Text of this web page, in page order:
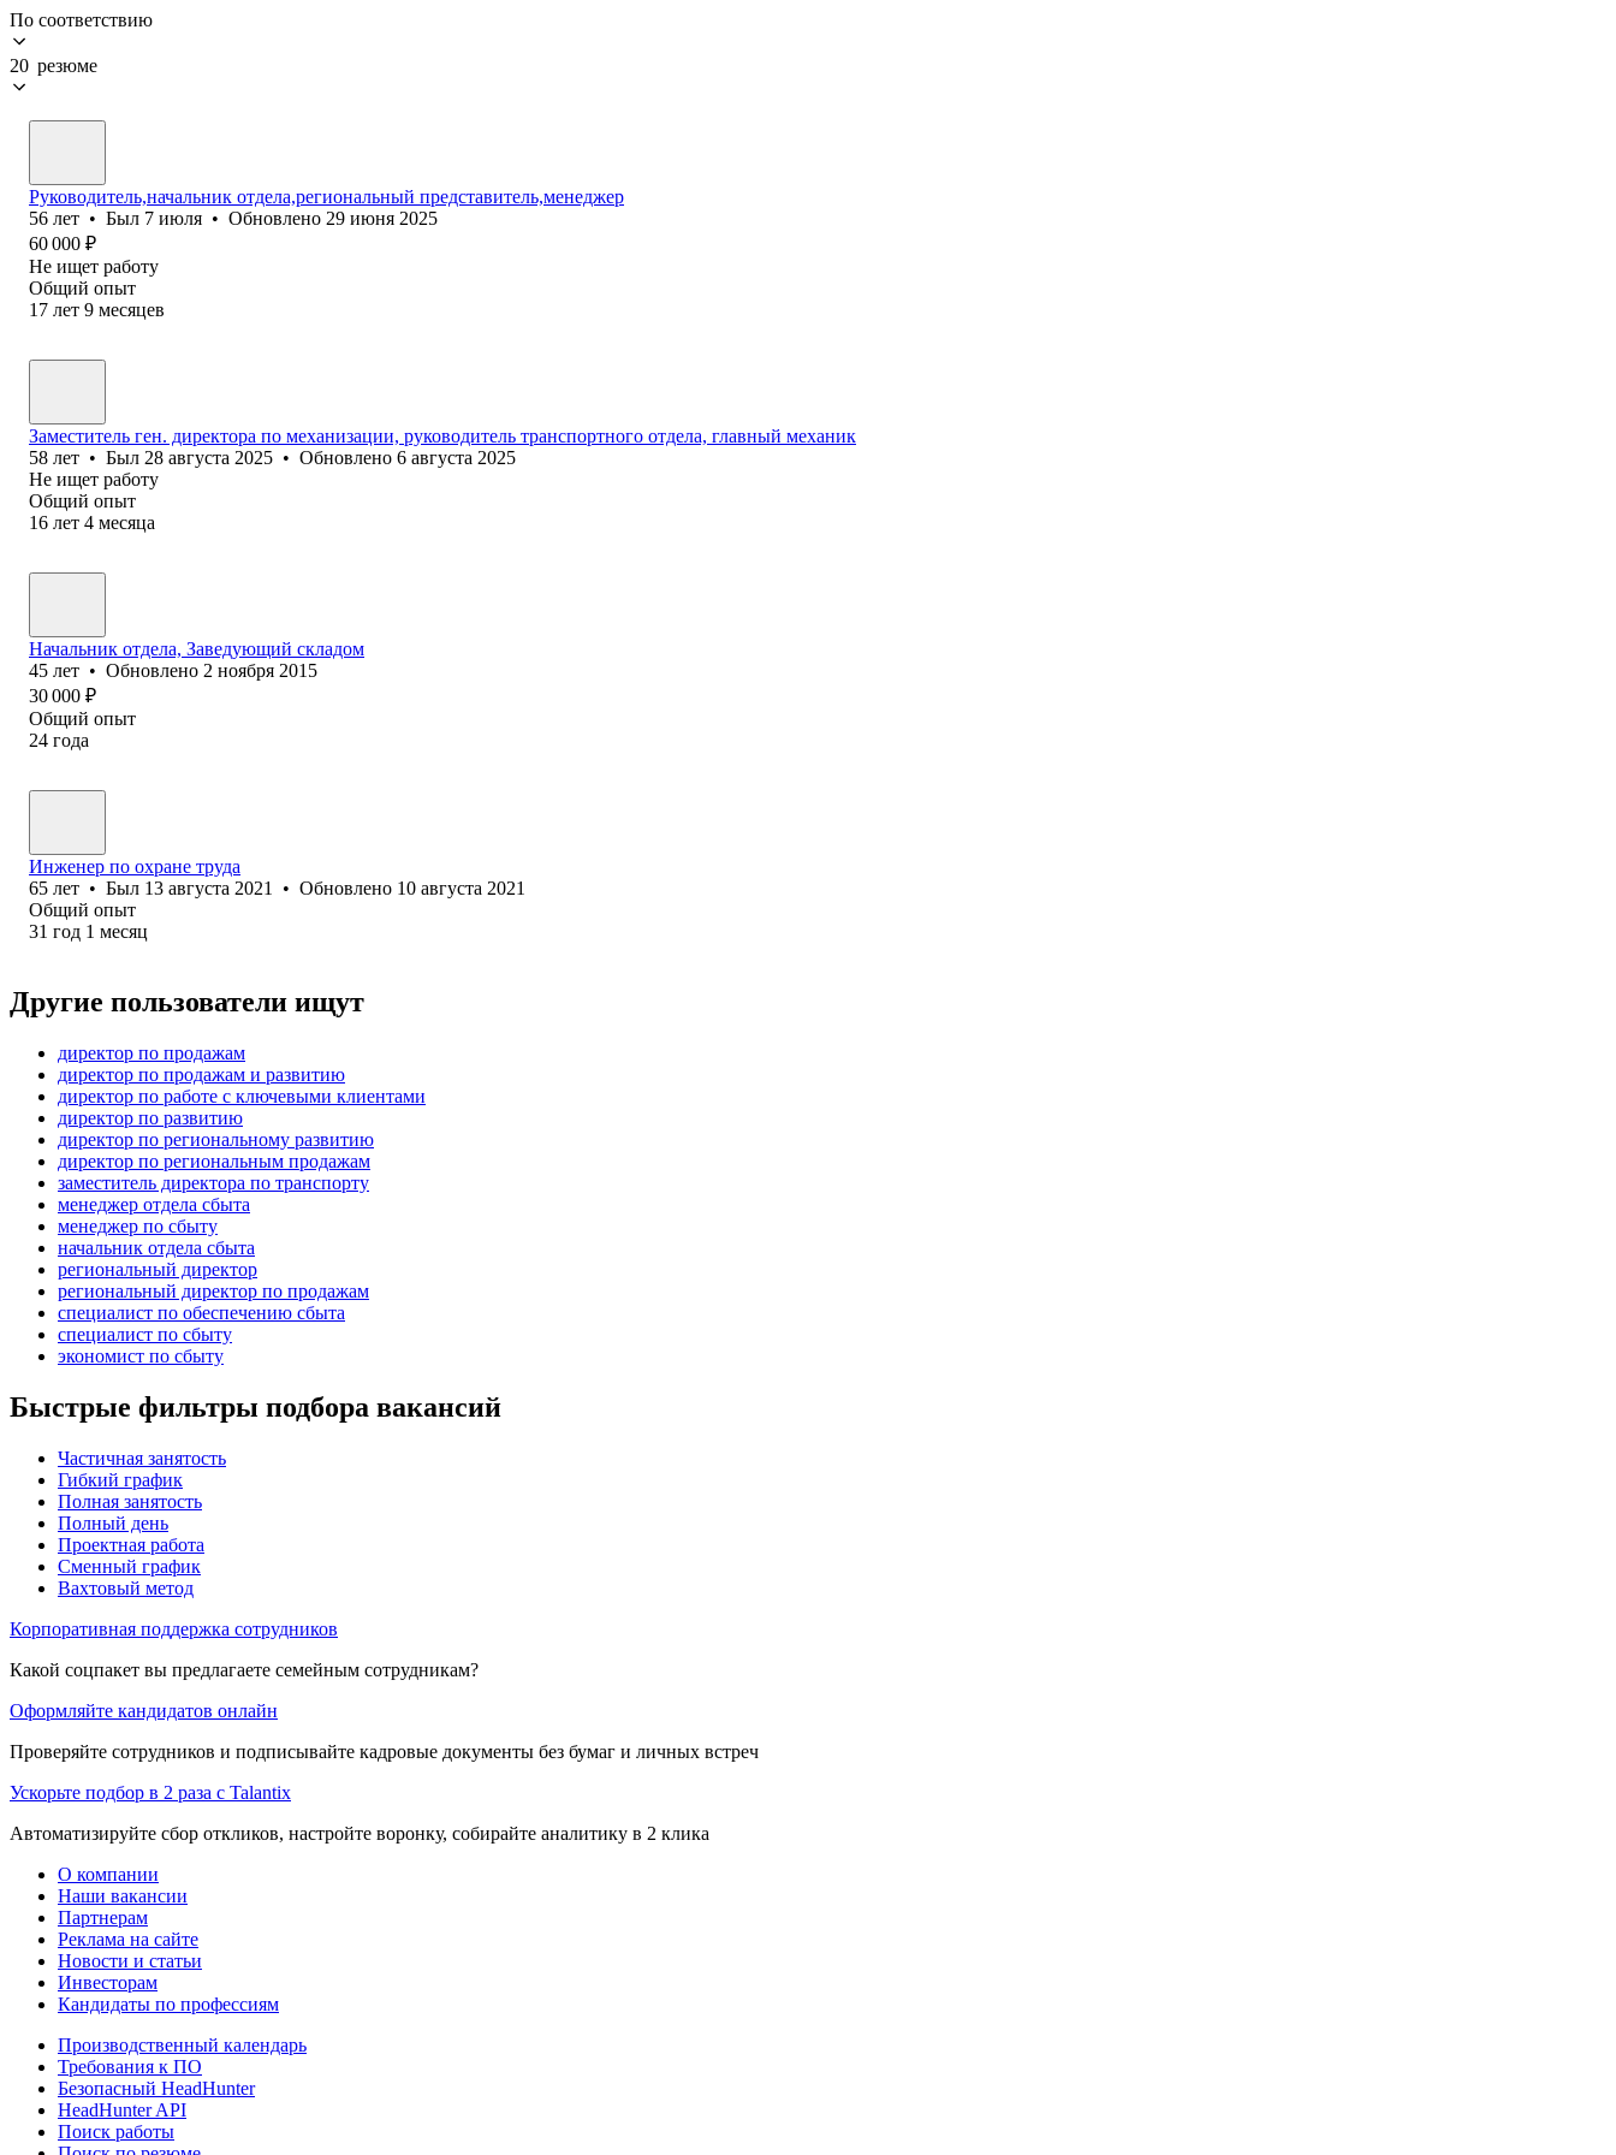
По соответствию
20 резюме
Руководитель,начальник отдела,региональный представитель,менеджер
56 лет • Был 7 июля • Обновлено 29 июня 2025
60 000 ₽
Не ищет работу
Общий опыт
17 лет 9 месяцев
Заместитель ген. директора по механизации, руководитель транспортного отдела, главный механик
58 лет • Был 28 августа 2025 • Обновлено 6 августа 2025
Не ищет работу
Общий опыт
16 лет 4 месяца
Начальник отдела, Заведующий складом
45 лет • Обновлено 2 ноября 2015
30 000 ₽
Общий опыт
24 года
Инженер по охране труда
65 лет • Был 13 августа 2021 • Обновлено 10 августа 2021
Общий опыт
31 год 1 месяц
Другие пользователи ищут
директор по продажам
директор по продажам и развитию
директор по работе с ключевыми клиентами
директор по развитию
директор по региональному развитию
директор по региональным продажам
заместитель директора по транспорту
менеджер отдела сбыта
менеджер по сбыту
начальник отдела сбыта
региональный директор
региональный директор по продажам
специалист по обеспечению сбыта
специалист по сбыту
экономист по сбыту
Быстрые фильтры подбора вакансий
Частичная занятость
Гибкий график
Полная занятость
Полный день
Проектная работа
Сменный график
Вахтовый метод
Корпоративная поддержка сотрудников
Какой соцпакет вы предлагаете семейным сотрудникам?
Оформляйте кандидатов онлайн
Проверяйте сотрудников и подписывайте кадровые документы без бумаг и личных встреч
Ускорьте подбор в 2 раза с Talantix
Автоматизируйте сбор откликов, настройте воронку, собирайте аналитику в 2 клика
О компании
Наши вакансии
Партнерам
Реклама на сайте
Новости и статьи
Инвесторам
Кандидаты по профессиям
Производственный календарь
Требования к ПО
Безопасный HeadHunter
HeadHunter API
Поиск работы